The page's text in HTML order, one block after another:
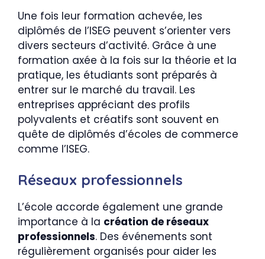
Une fois leur formation achevée, les
diplômés de l’ISEG peuvent s’orienter vers
divers secteurs d’activité. Grâce à une
formation axée à la fois sur la théorie et la
pratique, les étudiants sont préparés à
entrer sur le marché du travail. Les
entreprises appréciant des profils
polyvalents et créatifs sont souvent en
quête de diplômés d’écoles de commerce
comme l’ISEG.
Réseaux professionnels
L’école accorde également une grande
importance à la création de réseaux
professionnels. Des événements sont
régulièrement organisés pour aider les